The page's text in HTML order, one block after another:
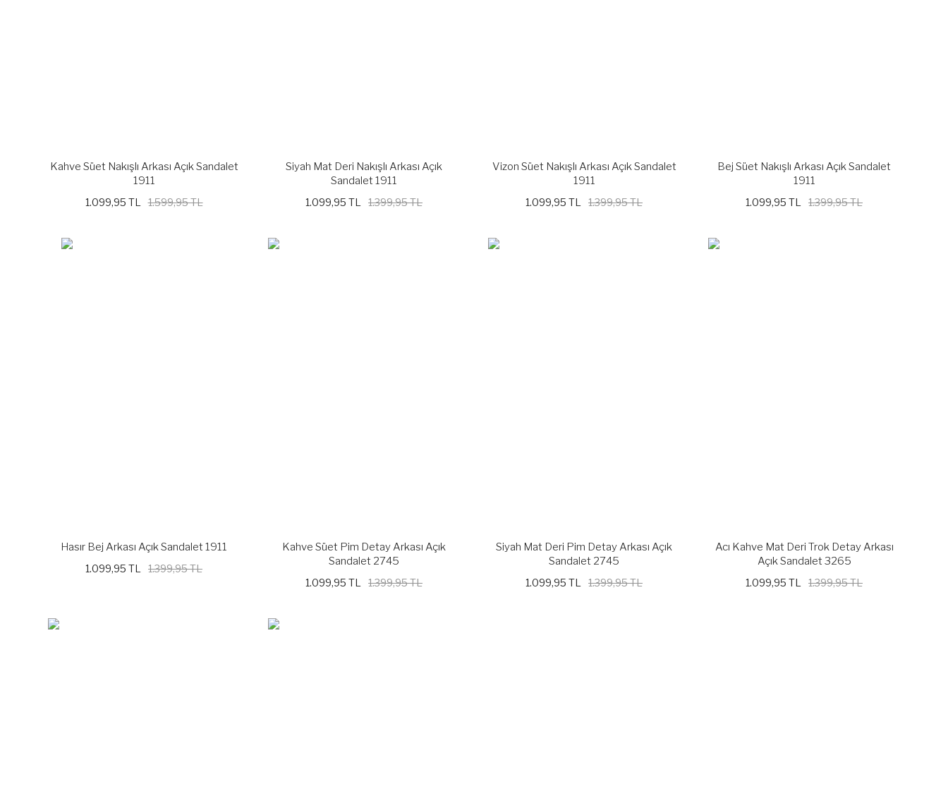
Kahve Süet Nakışlı Arkası Açık Sandalet
1911
1.099,95 TL 1.599,95 TL
Siyah Mat Deri Nakışlı Arkası Açık
Sandalet 1911
1.099,95 TL 1.399,95 TL
Vizon Süet Nakışlı Arkası Açık Sandalet
1911
1.099,95 TL 1.399,95 TL
Bej Süet Nakışlı Arkası Açık Sandalet
1911
1.099,95 TL 1.399,95 TL
Hasır Bej Arkası Açık Sandalet 1911
1.099,95 TL 1.399,95 TL
Kahve Süet Pim Detay Arkası Açık
Sandalet 2745
1.099,95 TL 1.399,95 TL
Siyah Mat Deri Pim Detay Arkası Açık
Sandalet 2745
1.099,95 TL 1.399,95 TL
Acı Kahve Mat Deri Trok Detay Arkası
Açık Sandalet 3265
1.099,95 TL 1.399,95 TL